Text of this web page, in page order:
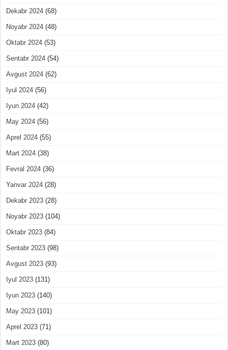
Dekabr 2024 (68)
Noyabr 2024 (48)
Oktabr 2024 (53)
Sentabr 2024 (54)
Avgust 2024 (62)
Iyul 2024 (56)
Iyun 2024 (42)
May 2024 (56)
Aprel 2024 (55)
Mart 2024 (38)
Fevral 2024 (36)
Yanvar 2024 (28)
Dekabr 2023 (28)
Noyabr 2023 (104)
Oktabr 2023 (84)
Sentabr 2023 (98)
Avgust 2023 (93)
Iyul 2023 (131)
Iyun 2023 (140)
May 2023 (101)
Aprel 2023 (71)
Mart 2023 (80)